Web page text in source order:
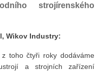
strojírenského
Wikov Industry:
toho čtyři roky dodáváme
a strojních zařízení